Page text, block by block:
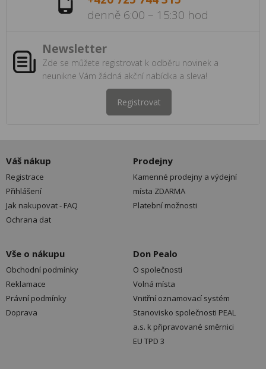
denně 6:00 – 15:30 hod
Newsletter
Zde se můžete registrovat k odběru novinek a
neunikne Vám žádná akční nabídka a sleva!
Registrovat
Váš nákup
Registrace
Přihlášení
Jak nakupovat - FAQ
Ochrana dat
Prodejny
Kamenné prodejny a výdejní
místa ZDARMA
Platební možnosti
Vše o nákupu
Obchodní podmínky
Reklamace
Právní podmínky
Doprava
Don Pealo
O společnosti
Volná místa
Vnitřní oznamovací systém
Stanovisko společnosti PEAL
a.s. k připravované směrnici
EU TPD 3